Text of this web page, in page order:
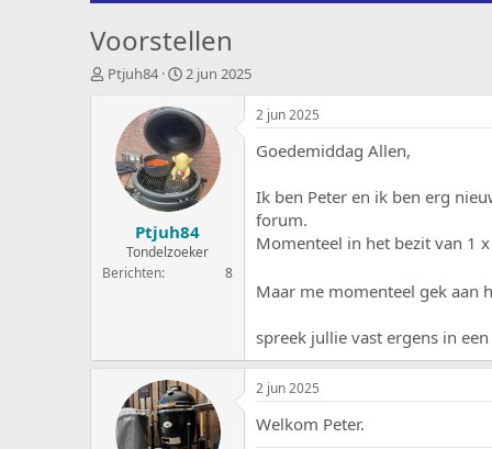
Voorstellen
O
w
t
Ptjuh84
S
a
r
t
d
a
t
u
m
2 jun 2025
Ptjuh84
Tondelzoeker
Berichten
8
2 jun 2025
Goedemiddag Allen,
Ik ben Peter en ik ben erg
forum.
Momenteel in het bezit van 1
Maar me momenteel gek aan
spreek jullie vast ergens in
2 jun 2025
Welkom Peter.